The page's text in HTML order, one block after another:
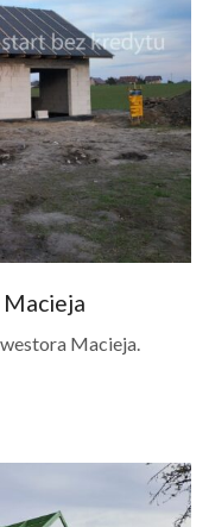
Macieja.